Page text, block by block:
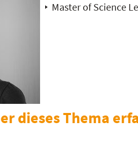
Master of Science
dieses Thema